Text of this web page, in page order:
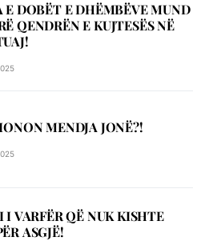
E DOBËT E DHËMBËVE MUND
QENDRËN E KUJTESËS NË
MENDJA JONË?!
I VARFËR QË NUK KISHTE
ASGJË!